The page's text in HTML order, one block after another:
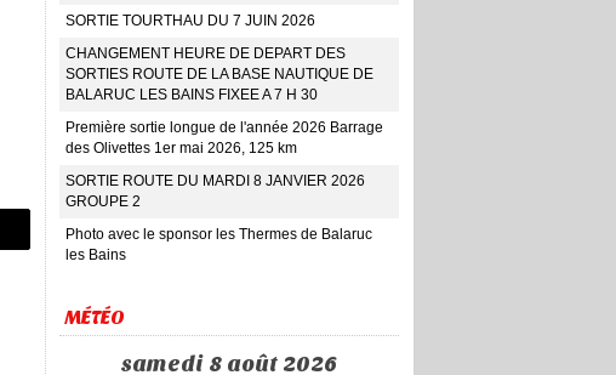
SORTIE TOURTHAU DU 7 JUIN 2026
CHANGEMENT HEURE DE DEPART DES
SORTIES ROUTE DE LA BASE NAUTIQUE DE
BALARUC LES BAINS FIXEE A 7 H 30
Première sortie longue de l'année 2026 Barrage
des Olivettes 1er mai 2026, 125 km
SORTIE ROUTE DU MARDI 8 JANVIER 2026
GROUPE 2
Photo avec le sponsor les Thermes de Balaruc
les Bains
MÉTÉO
samedi 8 août 2026